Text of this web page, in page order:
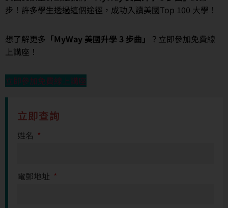
步！許多學生透過這個途徑，成功入讀美國Top 100 大學！
想了解更多 「MyWay 美國升學 3 步曲」 ？立即參加免費線
上講座！
立即參加免費線上講座
立即查詢
姓名
電郵地址